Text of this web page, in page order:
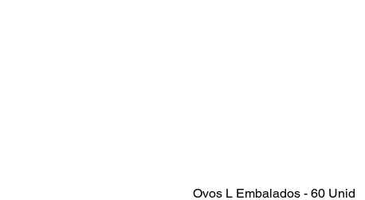
Ovos L Embalados - 60 Unid